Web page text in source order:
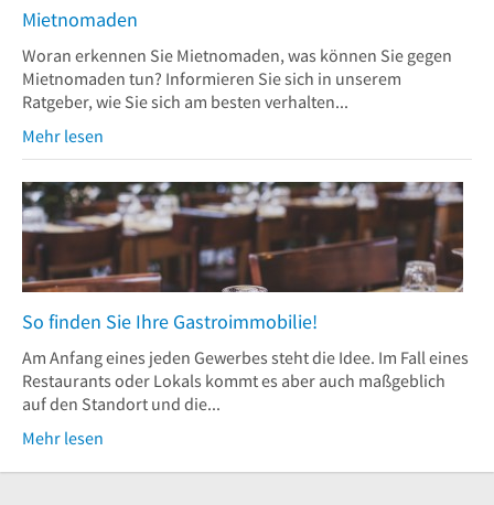
Mietnomaden
Woran erkennen Sie Mietnomaden, was können Sie gegen
Mietnomaden tun? Informieren Sie sich in unserem
Ratgeber, wie Sie sich am besten verhalten...
Mehr lesen
So finden Sie Ihre Gastroimmobilie!
Am Anfang eines jeden Gewerbes steht die Idee. Im Fall eines
Restaurants oder Lokals kommt es aber auch maßgeblich
auf den Standort und die...
Mehr lesen